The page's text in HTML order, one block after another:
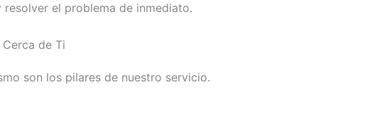
el problema de inmediato.
de Ti
son los pilares de nuestro servicio.